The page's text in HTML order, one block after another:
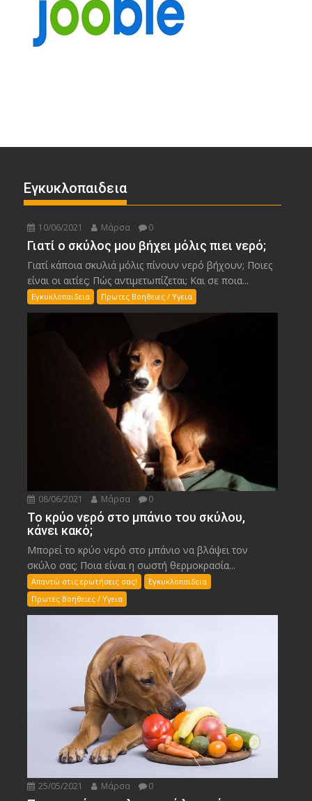
Εγκυκλοπαιδεια
10/06/2021 Μάρσα 0
Γιατί ο σκύλος μου βήχει μόλις πιει νερό;
Γιατί κάποια σκυλιά μόλις πίνουν νερό βήχουν; Ποιες
είναι οι αιτίες; Πώς αντιμετωπίζεται; Και σε ποια...
Εγκυκλοπαιδεια Πρωτες Βοηθειες / Υγεια
08/06/2021 Μάρσα 0
Το κρύο νερό στο μπάνιο του σκύλου,
κάνει κακό;
Μπορεί το κρύο νερό στο μπάνιο να βλάψει τον
σκύλο σας; Ποια είναι η σωστή θερμοκρασία...
Απαντώ στις ερωτήσεις σας!
Εγκυκλοπαιδεια
Πρωτες Βοηθειες / Υγεια
25/05/2021 Μάρσα 0